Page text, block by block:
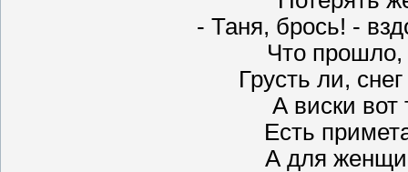
- Таня, брось! -
Что прошло,
Грусть ли,
А виски
Есть
А для